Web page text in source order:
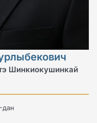
Шинкиокушинкай
дан